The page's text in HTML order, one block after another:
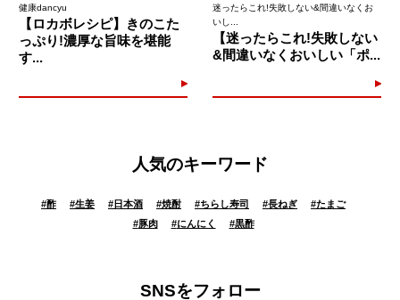
健康dancyu
【ロカボレシピ】きのこた
っぷり!濃厚な旨味を堪能
す...
迷ったらこれ!失敗しない&間違いなくお
いし...
【迷ったらこれ!失敗しない
&間違いなくおいしい「ポ...
人気のキーワード
#酢 #生姜 # 日本酒 #焼酎 #ちらし寿司 #長ねぎ #たまご
#豚肉 #にんにく #黒酢
SNSをフォロー